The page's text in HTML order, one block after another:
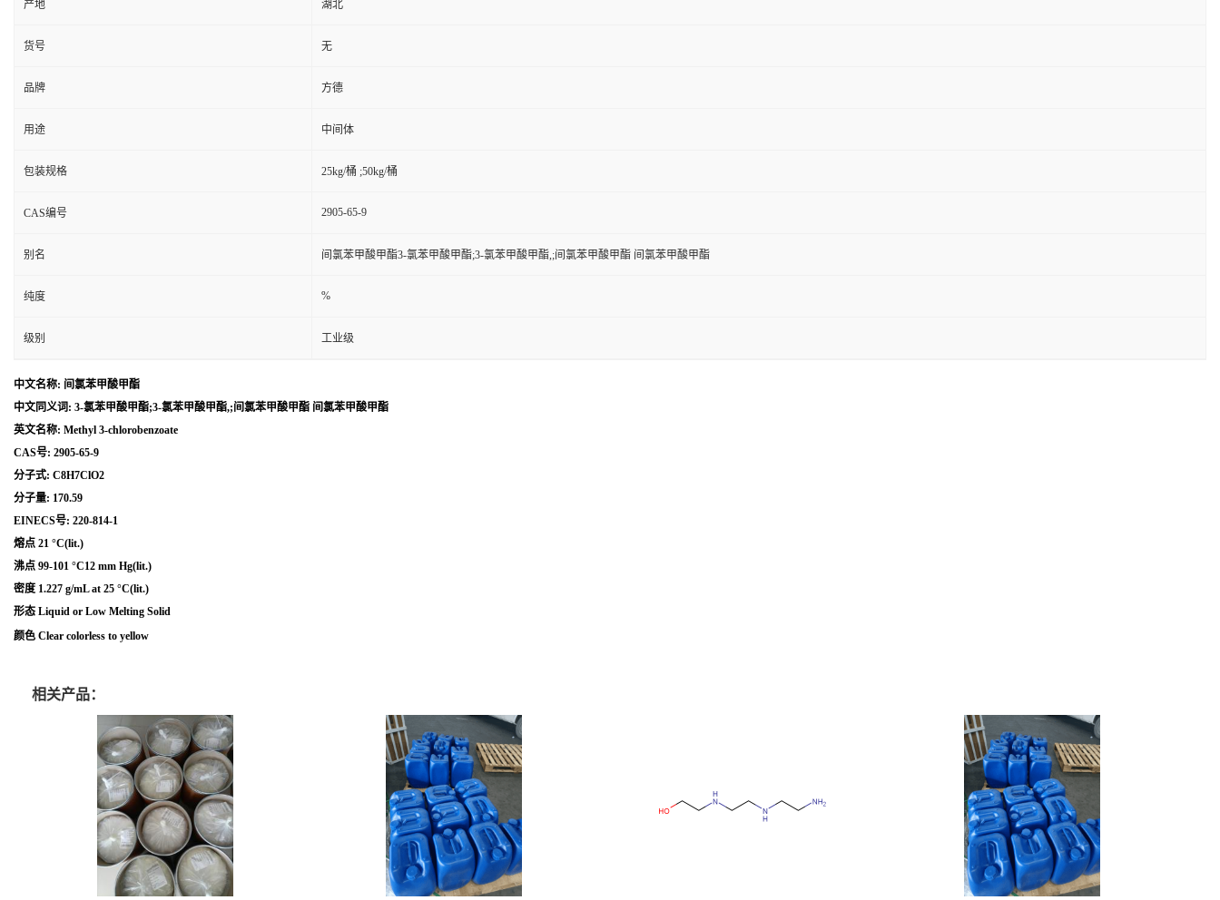
产地 湖北
货号 无
品牌 方德
用途 中间体
包装规格 25kg/桶 ;50kg/桶
CAS编号 2905-65-9
别名 间氯苯甲酸甲酯3-氯苯甲酸甲酯;3-氯苯甲酸甲酯,;间氯苯甲酸甲酯 间氯苯甲酸甲酯
纯度 %
级别 工业级
中文名称: 间氯苯甲酸甲酯
中文同义词: 3-氯苯甲酸甲酯;3-氯苯甲酸甲酯,;间氯苯甲酸甲酯 间氯苯甲酸甲酯
英文名称: Methyl 3-chlorobenzoate
CAS号: 2905-65-9
分子式: C8H7ClO2
分子量: 170.59
EINECS号: 220-814-1
熔点 21 °C(lit.)
沸点 99-101 °C12 mm Hg(lit.)
密度 1.227 g/mL at 25 °C(lit.)
形态 Liquid or Low Melting Solid
颜色 Clear colorless to yellow
相关产品：